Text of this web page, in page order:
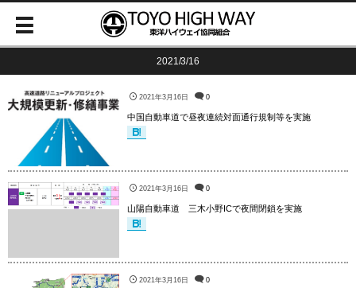
2021/3/16
2021年3月16日 0
中国自動車道で昼夜連続対面通行規制等を実施
2021年3月16日 0
山陽自動車道 三木小野ICで夜間閉鎖を実施
2021年3月16日 0